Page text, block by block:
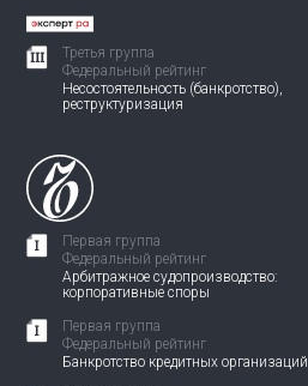
Третья группа
Федеральный рейтинг
Несостоятельность (банкротство),
реструктуризация
Первая группа
Федеральный рейтинг
Арбитражное судопроизводство:
корпоративные споры
Первая группа
Федеральный рейтинг
Банкротство кредитных организаций